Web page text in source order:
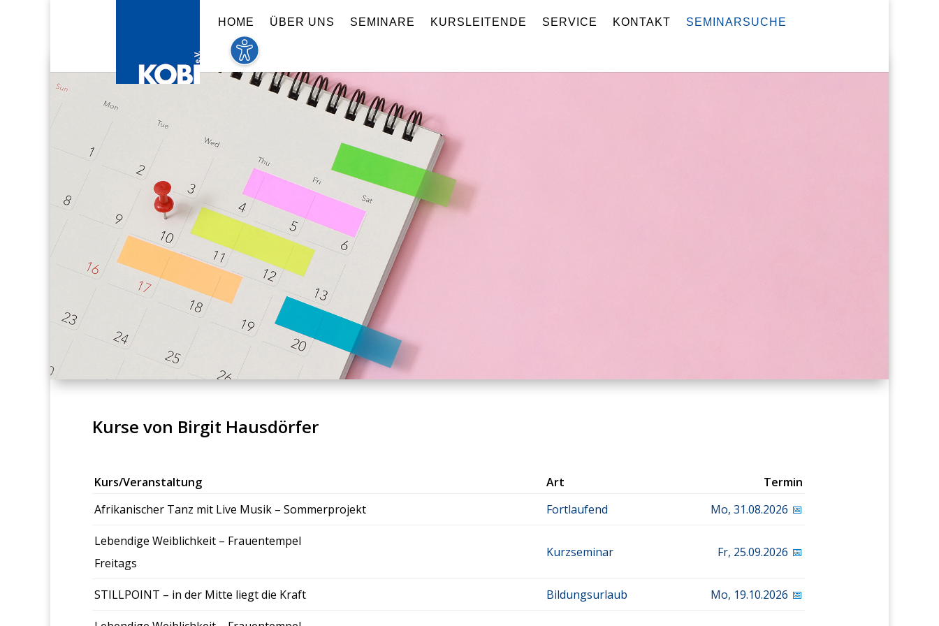
HOME ÜBER UNS SEMINARE KURSLEITENDE SERVICE KONTAKT SEMINARSUCHE
Kurse von Birgit Hausdörfer
Kurs/Veranstaltung Art
Termin
Afrikanis­ch­er Tanz mit Live Musik – Som­mer­pro­jekt
Fortlaufend Mo, 31.08.2026 📅
Lebendi­ge Weib­lichkeit – Frauentem­pel
Fre­itags
Kurzseminar Fr, 25.09.2026 📅
STILL­POINT – in der Mitte liegt die Kraft Bildungsurlaub Mo, 19.10.2026 📅